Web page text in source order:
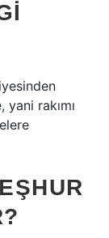
rakımı